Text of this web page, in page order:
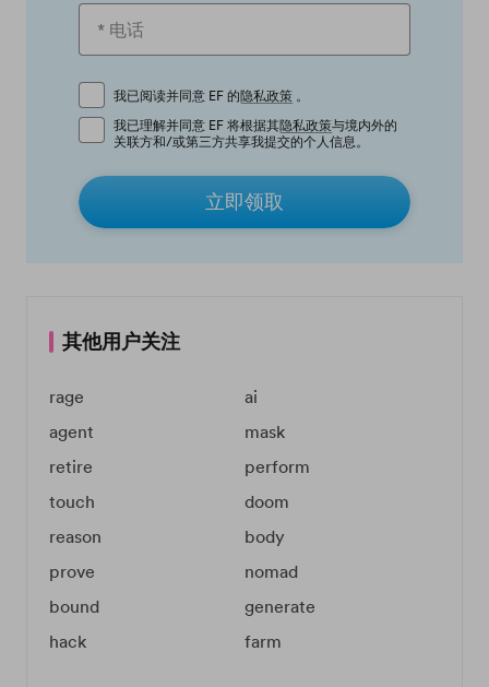
我已阅读并同意 EF 的隐私政策 。
我已理解并同意 EF 将根据其隐私政策与境内外的
关联方和/或第三方共享我提交的个人信息。
立即领取
其他用户关注
rage
ai
agent
mask
retire
perform
touch
doom
reason
body
prove
nomad
bound
generate
hack
farm